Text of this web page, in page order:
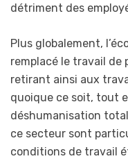
détriment des
Plus globalement,
remplacé le travail de
retirant ainsi aux
quoique ce soit, tout
déshumanisation
ce secteur sont
conditions de travail